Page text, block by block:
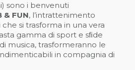
sono i benvenuti
& FUN, l’intrattenimento
si trasforma in una vera
gamma di sport e sﬁde
musica, trasformeranno le
in compagnia di